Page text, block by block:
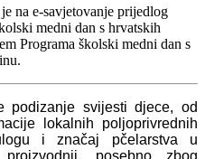
na e-savjetovanje prijedlog
medni dan s hrvatskih
Programa školski medni dan s
podizanje svijesti djece, od
lokalnih poljoprivrednih
i značaj pčelarstva u